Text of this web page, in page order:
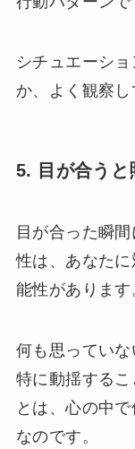
シチュエーシ
か、よく観察し
5. 目が合うと
目が合った瞬
性は、あなた
能性があります
何も思ってい
特に動揺する
とは、心の中
なのです。